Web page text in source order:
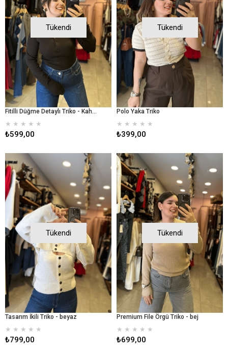
Tükendi
Fitilli Düğme Detaylı Triko - Kahverengi
★ ★ ★ ★ ★
₺599,00
Tükendi
Polo Yaka Triko
★ ★ ★ ★ ★
₺399,00
Tükendi
Tasarım İkili Triko - beyaz
★ ★ ★ ★ ★
₺799,00
Tükendi
Premium File Örgü Triko - bej
★ ★ ★ ★ ★
₺699,00